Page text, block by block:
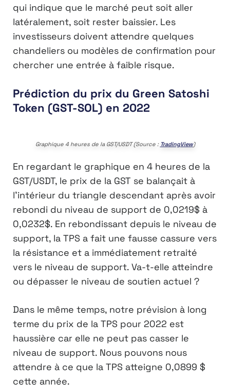
qui indique que le marché peut soit aller
latéralement, soit rester baissier. Les
investisseurs doivent attendre quelques
chandeliers ou modèles de confirmation pour
chercher une entrée à faible risque.
Prédiction du prix du Green Satoshi
Token (GST-SOL) en 2022
Graphique 4 heures de la GST/USDT (Source : TradingView)
En regardant le graphique en 4 heures de la
GST/USDT, le prix de la GST se balançait à
l’intérieur du triangle descendant après avoir
rebondi du niveau de support de 0,0219$ à
0,0232$. En rebondissant depuis le niveau de
support, la TPS a fait une fausse cassure vers
la résistance et a immédiatement retraité
vers le niveau de support. Va-t-elle atteindre
ou dépasser le niveau de soutien actuel ?
Dans le même temps, notre prévision à long
terme du prix de la TPS pour 2022 est
haussière car elle ne peut pas casser le
niveau de support. Nous pouvons nous
attendre à ce que la TPS atteigne 0,0899 $
cette année.